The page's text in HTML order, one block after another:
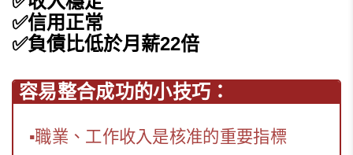
✅信用正常
✅負債比低於月薪22倍
容易整合成功的小技巧：
▪職業、工作收入是核准的重要指標